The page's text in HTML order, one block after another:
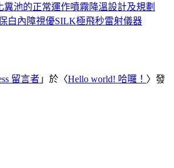
糞池的正常運作噴霧降溫設計及規劃
白內障視優SILK極飛秒雷射儀器
留言者 」於〈Hello world! 哈囉！ 〉發